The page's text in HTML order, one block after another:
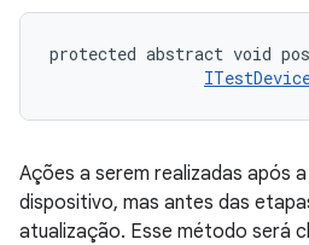
protected abstract void
Ações a serem realizadas após
dispositivo, mas antes das
atualização. Esse método será